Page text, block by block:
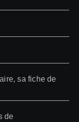
sa fiche de
de